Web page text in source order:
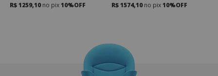
R$ 1259,10no pix10%OFF
R$ 1574,10no pix10%OFF